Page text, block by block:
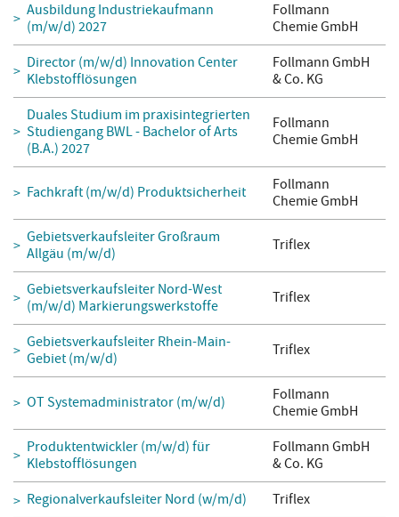
Ausbildung Industriekaufmann
(m/w/d) 2027
Follmann
Chemie GmbH
Director (m/w/d) Innovation Center
Klebstofflösungen
Follmann GmbH
& Co. KG
Duales Studium im praxisintegrierten
Studiengang BWL - Bachelor of Arts
(B.A.) 2027
Follmann
Chemie GmbH
Fachkraft (m/w/d) Produktsicherheit
Follmann
Chemie GmbH
Gebietsverkaufsleiter Großraum
Allgäu (m/w/d)
Triflex
Gebietsverkaufsleiter Nord-West
(m/w/d) Markierungswerkstoffe
Triflex
Gebietsverkaufsleiter Rhein-Main-
Gebiet (m/w/d)
Triflex
OT Systemadministrator (m/w/d)
Follmann
Chemie GmbH
Produktentwickler (m/w/d) für
Klebstofflösungen
Follmann GmbH
& Co. KG
Regionalverkaufsleiter Nord (w/m/d)
Triflex